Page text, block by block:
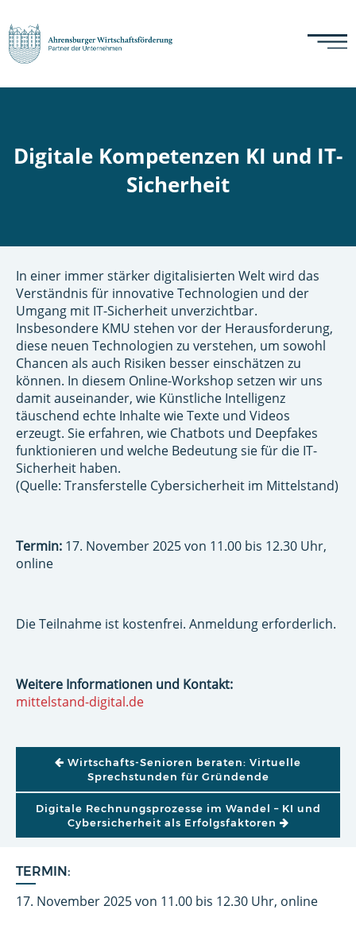
Digitale Kompetenzen KI und IT-
Sicherheit
TERMIN:
17. November 2025 von 11.00 bis 12.30 Uhr, online
In einer immer stärker digitalisierten Welt wird das
Verständnis für innovative Technologien und der
Umgang mit IT-Sicherheit unverzichtbar.
Insbesondere KMU stehen vor der Herausforderung,
diese neuen Technologien zu verstehen, um sowohl
Chancen als auch Risiken besser einschätzen zu
können. In diesem Online-Workshop setzen wir uns
damit auseinander, wie Künstliche Intelligenz
täuschend echte Inhalte wie Texte und Videos
erzeugt. Sie erfahren, wie Chatbots und Deepfakes
funktionieren und welche Bedeutung sie für die IT-
Sicherheit haben.
(Quelle: Transferstelle Cybersicherheit im Mittelstand)
Termin: 17. November 2025 von 11.00 bis 12.30 Uhr,
online
Die Teilnahme ist kostenfrei. Anmeldung erforderlich.
Weitere Informationen und Kontakt:
mittelstand-digital.de
BEITRAGSNAVIGATION
Wirtschafts-Senioren beraten: Virtuelle
Sprechstunden für Gründende
Digitale Rechnungsprozesse im Wandel – KI und
Cybersicherheit als Erfolgsfaktoren